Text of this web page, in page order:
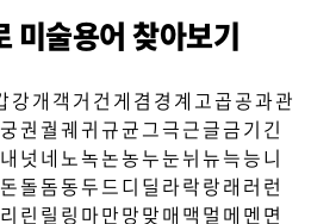
미술용어 찾아보기
강개 객 거 건 게 겸 경 계 고곱공과관
궁권 궐궤귀규균그극근글금기 긴
내 넛 네 노녹논농누눈뉘뉴늑능니
돈돌돔동두드디 딜 라락랑래 러 런
리 린 릴 링 마만망맞매 맥 멀 메 멘 면